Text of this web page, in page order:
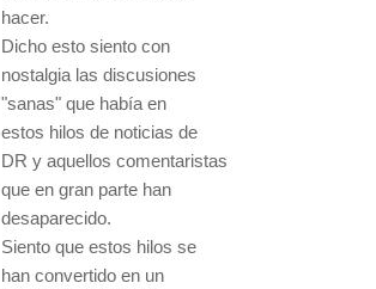
hacer.
Dicho esto siento con
nostalgia las discusiones
"sanas" que había en
estos hilos de noticias de
DR y aquellos comentaristas
que en gran parte han
desaparecido.
Siento que estos hilos se
han convertido en un